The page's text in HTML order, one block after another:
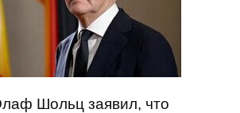
Шольц заявил, что